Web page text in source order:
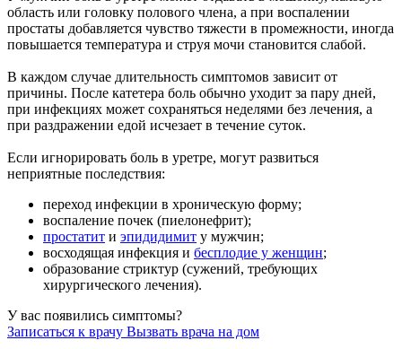
область или головку полового члена, а при воспалении
простаты добавляется чувство тяжести в промежности, иногда
повышается температура и струя мочи становится слабой.
В каждом случае длительность симптомов зависит от
причины. После катетера боль обычно уходит за пару дней,
при инфекциях может сохраняться неделями без лечения, а
при раздражении едой исчезает в течение суток.
Если игнорировать боль в уретре, могут развиться
неприятные последствия:
переход инфекции в хроническую форму;
воспаление почек (пиелонефрит);
простатит и эпидидимит у мужчин;
восходящая инфекция и бесплодие у женщин;
образование стриктур (сужений, требующих
хирургического лечения).
У вас появились симптомы?
Записаться к врачу Вызвать врача на дом